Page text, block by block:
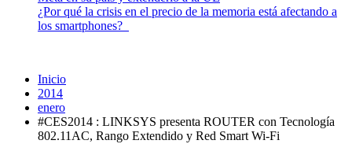
¿Por qué la crisis en el precio de la memoria está afectando a
los smartphones?
Inicio
2014
enero
#CES2014 : LINKSYS presenta ROUTER con Tecnología
802.11AC, Rango Extendido y Red Smart Wi-Fi